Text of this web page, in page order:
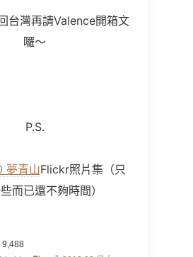
台灣再請Valence開箱文
囉～
P.S.
夢青山Flickr照片集（只
而已還不夠時間）
9,488